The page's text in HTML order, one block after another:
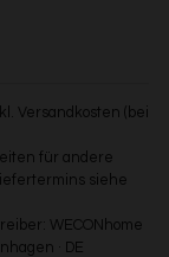
Versandkosten (bei
für andere
siehe
WECONhome
· DE